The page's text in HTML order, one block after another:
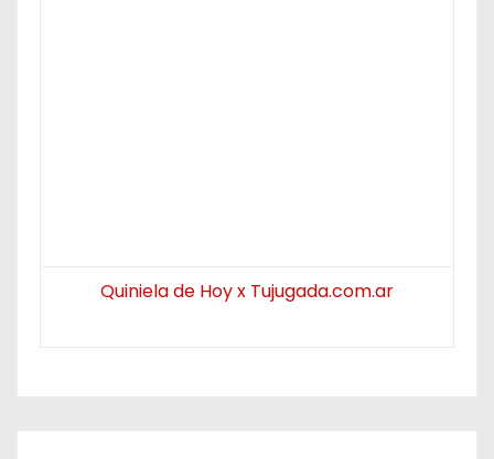
Quiniela de Hoy x Tujugada.com.ar